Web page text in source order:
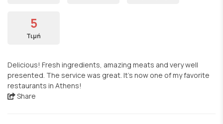
5
Τιμή
Delicious! Fresh ingredients, amazing meats and very well
presented. The service was great. It's now one of my favorite
restaurants in Athens!
Share